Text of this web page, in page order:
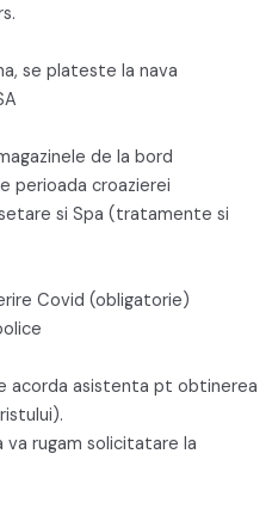
se plateste la nava
de la bord
perioada croazierei
si Spa (tratamente si
Covid (obligatorie)
acorda asistenta pt obtinerea
rugam solicitatare la